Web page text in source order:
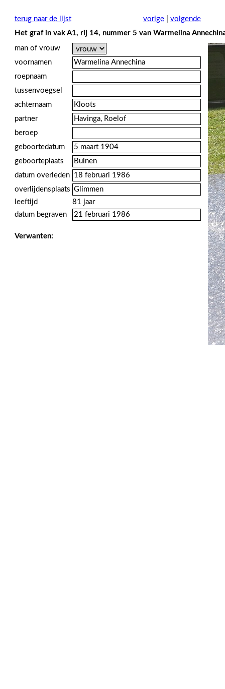
terug naar de lijst vorige
volgende
Het graf in vak A1, rij 14, nummer 5 van Warmelina
man of vrouw
voornamen
roepnaam
tussenvoegsel
achternaam
partner
beroep
geboortedatum
geboorteplaats
datum overleden
overlijdensplaats
leeftijd
81 jaar
datum begraven
Verwanten: